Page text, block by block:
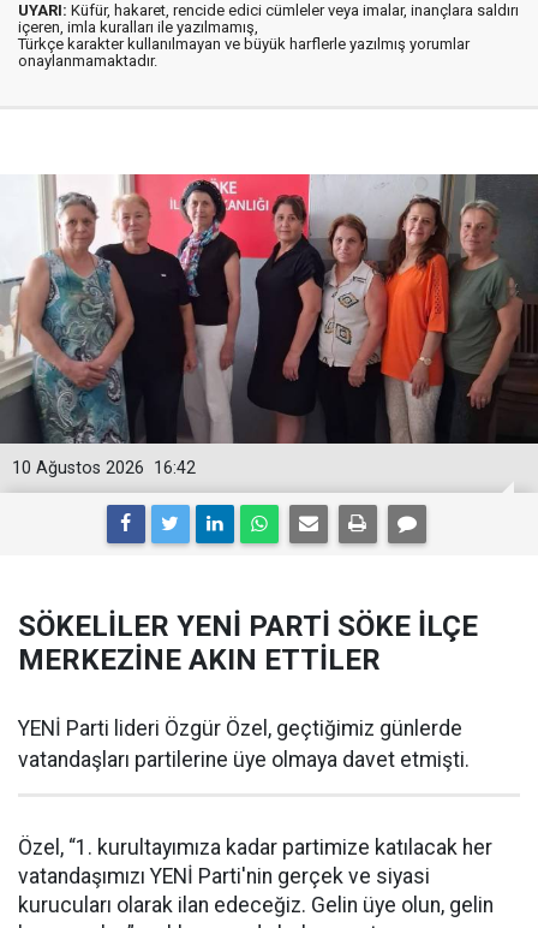
UYARI: Küfür, hakaret, rencide edici cümleler veya imalar, inançlara saldırı
içeren, imla kuralları ile yazılmamış,
Türkçe karakter kullanılmayan ve büyük harflerle yazılmış yorumlar
onaylanmamaktadır.
16:42
10 Ağustos 2026
SÖKELİLER YENİ PARTİ SÖKE İLÇE
MERKEZİNE AKIN ETTİLER
YENİ Parti lideri Özgür Özel, geçtiğimiz günlerde
vatandaşları partilerine üye olmaya davet etmişti.
Özel, “1. kurultayımıza kadar partimize katılacak her
vatandaşımızı YENİ Parti'nin gerçek ve siyasi
kurucuları olarak ilan edeceğiz. Gelin üye olun, gelin